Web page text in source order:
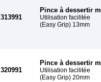
313991
Pince à dessertir
Utilisation facilitée
(Easy Grip) 13mm
320991
Pince à dessertir
Utilisation facilitée
(Easy Grip) 20mm